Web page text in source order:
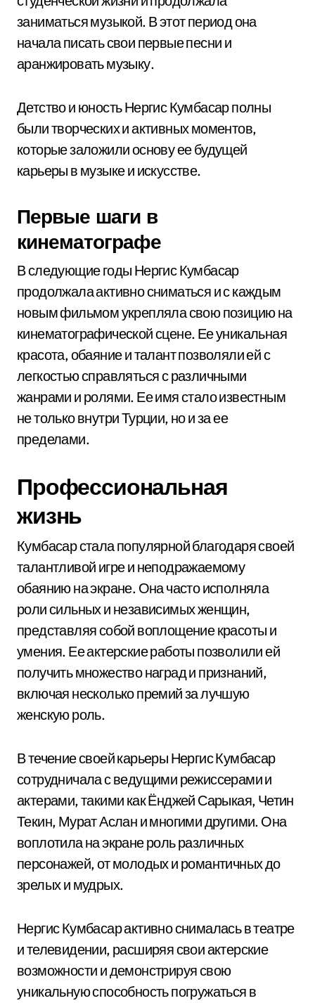
заниматься музыкой. В этот период она
начала писать свои первые песни и
аранжировать музыку.
Детство и юность Нергис Кумбасар полны
были творческих и активных моментов,
которые заложили основу ее будущей
карьеры в музыке и искусстве.
Первые шаги в
кинематографе
В следующие годы Нергис Кумбасар
продолжала активно сниматься и с каждым
новым фильмом укрепляла свою позицию на
кинематографической сцене. Ее уникальная
красота, обаяние и талант позволяли ей с
легкостью справляться с различными
жанрами и ролями. Ее имя стало известным
не только внутри Турции, но и за ее
пределами.
Профессиональная
жизнь
Кумбасар стала популярной благодаря своей
талантливой игре и неподражаемому
обаянию на экране. Она часто исполняла
роли сильных и независимых женщин,
представляя собой воплощение красоты и
умения. Ее актерские работы позволили ей
получить множество наград и признаний,
включая несколько премий за лучшую
женскую роль.
В течение своей карьеры Нергис Кумбасар
сотрудничала с ведущими режиссерами и
актерами, такими как Ёнджей Сарыкая, Четин
Текин, Мурат Аслан и многими другими. Она
воплотила на экране роль различных
персонажей, от молодых и романтичных до
зрелых и мудрых.
Нергис Кумбасар активно снималась в театре
и телевидении, расширяя свои актерские
возможности и демонстрируя свою
уникальную способность погружаться в